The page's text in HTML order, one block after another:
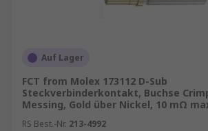
Auf Lager
FCT from Molex 173112 D-Sub
Steckverbinderkontakt, Buchse
Messing, Gold über Nickel, 10 mΩ
RS Best.-Nr. 213-4992